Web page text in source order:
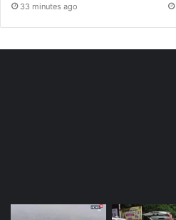
33 minutes ago